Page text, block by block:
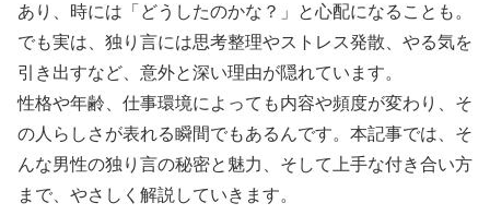
あり、時には「どうしたのかな？」と心配になることも。
でも実は、独り言には思考整理やストレス発散、やる気を
引き出すなど、意外と深い理由が隠れています。
性格や年齢、仕事環境によっても内容や頻度が変わり、そ
の人らしさが表れる瞬間でもあるんです。本記事では、そ
んな男性の独り言の秘密と魅力、そして上手な付き合い方
まで、やさしく解説していきます。